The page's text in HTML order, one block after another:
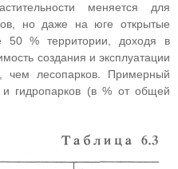
меняется для
но даже на юге открытые
50 % территории, доходя в
создания и эксплуатации
чем лесопарков. Примерный
и гидропарков (в % от общей